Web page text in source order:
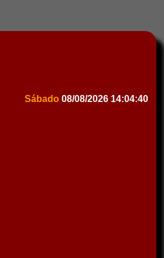
Sábado 08/08/2026 14:04:40